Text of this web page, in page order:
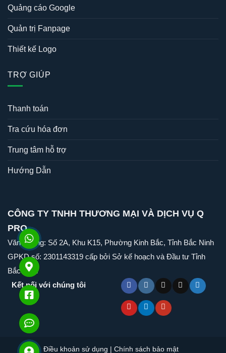
Quảng cáo Google
Quản trị Fanpage
Thiết kế Logo
TRỢ GIÚP
Thanh toán
Tra cứu hóa đơn
Trung tâm hỗ trợ
Hướng Dẫn
CÔNG TY TNHH THƯƠNG MẠI VÀ DỊCH VỤ Q
PRO
Văn Phòng: Số 2A, Khu K15, Phường Kinh Bắc, Tỉnh Bắc Ninh
GPKD số: 2301143319 cấp bởi Sở kế hoạch và Đầu tư Tỉnh
Bắc Ninh
Kết nối với chúng tôi
Điều khoản sử dụng | Chính sách bảo mật